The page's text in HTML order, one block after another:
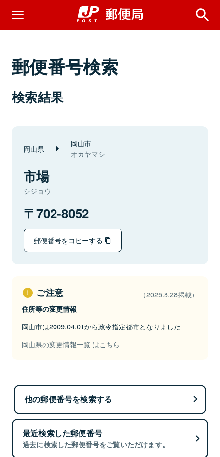
郵便番号検索
検索結果
岡山県 岡山市
オカヤマシ
市場
シジョウ
702-8052
郵便番号をコピーする
ご注意 （2025.3.28掲載）
住所等の変更情報
岡山市は2009.04.01から政令指定都市となりました
岡山県の変更情報一覧 はこちら
他の郵便番号を検索する
最近検索した郵便番号
過去に検索した郵便番号をご覧いただけます。